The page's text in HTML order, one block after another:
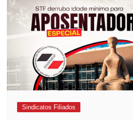
Sindicatos Filiados